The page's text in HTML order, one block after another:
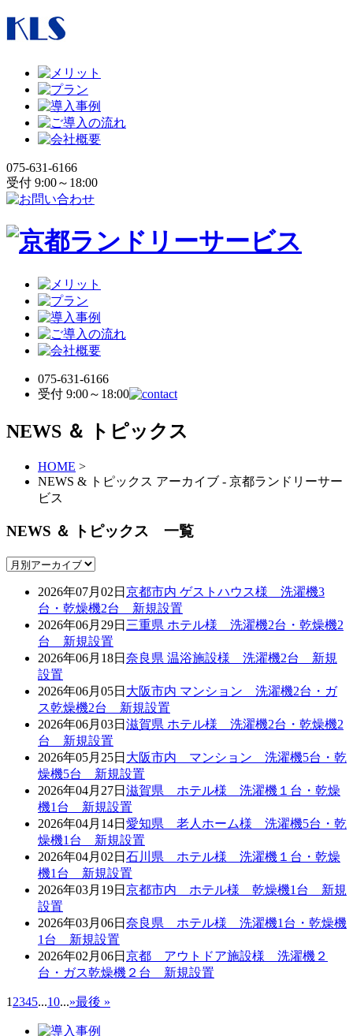
075-631-6166
受付 9:00～18:00
075-631-6166
受付 9:00～18:00
NEWS ＆ トピックス
HOME >
NEWS & トピックス アーカイブ - 京都ランドリーサー
ビス
NEWS ＆ トピックス 一覧
2026年07月02日 京都市内 ゲストハウス様 洗濯機3
台・乾燥機2台 新規設置
2026年06月29日 三重県 ホテル様 洗濯機2台・乾燥機2
台 新規設置
2026年06月18日 奈良県 温浴施設様 洗濯機2台 新規
設置
2026年06月05日 大阪市内 マンション 洗濯機2台・ガ
ス乾燥機2台 新規設置
2026年06月03日 滋賀県 ホテル様 洗濯機2台・乾燥機2
台 新規設置
2026年05月25日 大阪市内 マンション 洗濯機5台・乾
燥機5台 新規設置
2026年04月27日 滋賀県 ホテル様 洗濯機１台・乾燥
機1台 新規設置
2026年04月14日 愛知県 老人ホーム様 洗濯機5台・乾
燥機1台 新規設置
2026年04月02日 石川県 ホテル様 洗濯機１台・乾燥
機1台 新規設置
2026年03月19日 京都市内 ホテル様 乾燥機1台 新規
設置
2026年03月06日 奈良県 ホテル様 洗濯機1台・乾燥機
1台 新規設置
2026年02月06日 京都 アウトドア施設様 洗濯機２
台・ガス乾燥機２台 新規設置
1 2345...10...»最後 »